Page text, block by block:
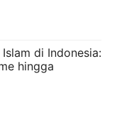
di Indonesia:
hingga